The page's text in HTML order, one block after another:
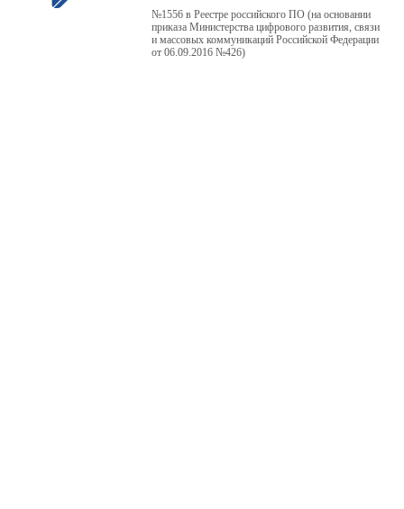
№1556 в Реестре российского ПО (на основании
приказа Министерства цифрового развития, связи
и массовых коммуникаций Российской Федерации
от 06.09.2016 №426)